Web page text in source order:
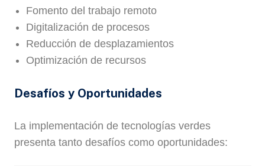
Fomento del trabajo remoto
Digitalización de procesos
Reducción de desplazamientos
Optimización de recursos
Desafíos y Oportunidades
La implementación de tecnologías verdes
presenta tanto desafíos como oportunidades: